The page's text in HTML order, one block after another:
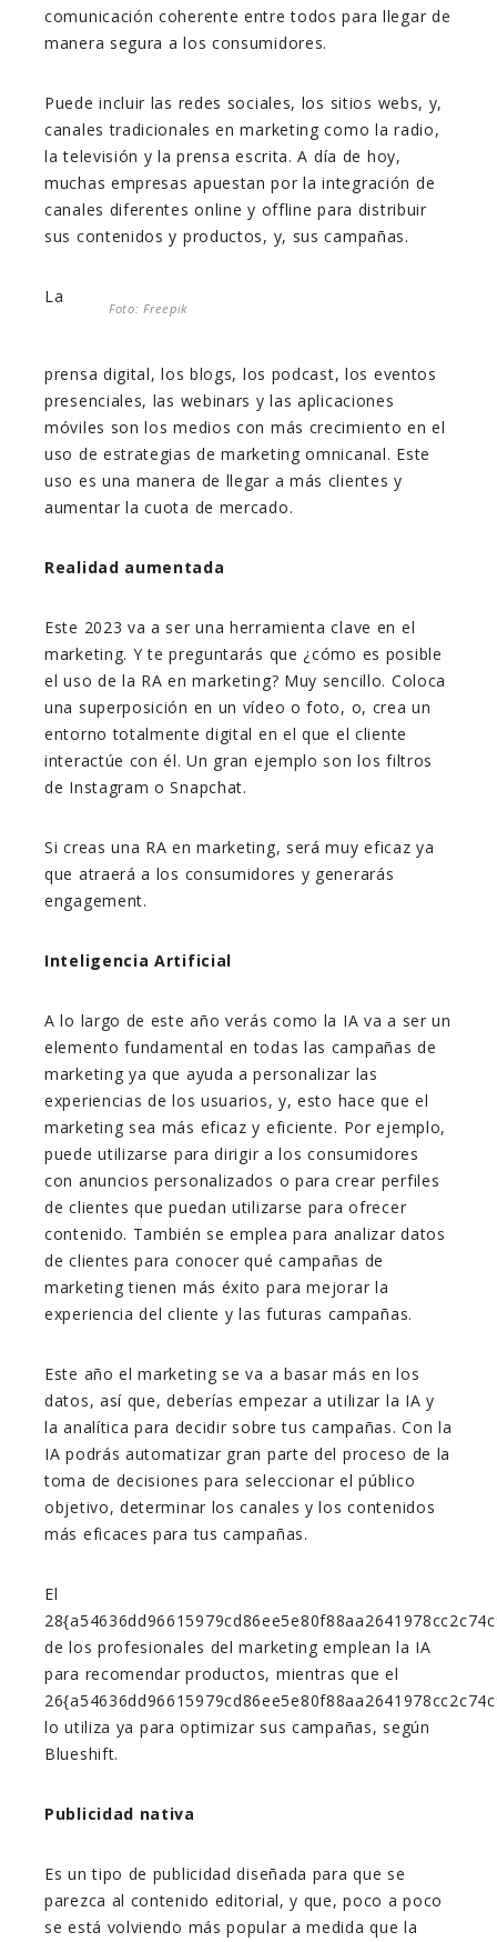
comunicación coherente entre todos para llegar de
manera segura a los consumidores.
Puede incluir las redes sociales, los sitios webs, y,
canales tradicionales en marketing como la radio,
la televisión y la prensa escrita. A día de hoy,
muchas empresas apuestan por la integración de
canales diferentes online y offline para distribuir
sus contenidos y productos, y, sus campañas.
Foto: Freepik
La
prensa digital, los blogs, los podcast, los eventos
presenciales, las webinars y las aplicaciones
móviles son los medios con más crecimiento en el
uso de estrategias de marketing omnicanal. Este
uso es una manera de llegar a más clientes y
aumentar la cuota de mercado.
Realidad aumentada
Este 2023 va a ser una herramienta clave en el
marketing. Y te preguntarás que ¿cómo es posible
el uso de la RA en marketing? Muy sencillo. Coloca
una superposición en un vídeo o foto, o, crea un
entorno totalmente digital en el que el cliente
interactúe con él. Un gran ejemplo son los filtros
de Instagram o Snapchat.
Si creas una RA en marketing, será muy eficaz ya
que atraerá a los consumidores y generarás
engagement.
Inteligencia Artificial
A lo largo de este año verás como la IA va a ser un
elemento fundamental en todas las campañas de
marketing ya que ayuda a personalizar las
experiencias de los usuarios, y, esto hace que el
marketing sea más eficaz y eficiente. Por ejemplo,
puede utilizarse para dirigir a los consumidores
con anuncios personalizados o para crear perfiles
de clientes que puedan utilizarse para ofrecer
contenido. También se emplea para analizar datos
de clientes para conocer qué campañas de
marketing tienen más éxito para mejorar la
experiencia del cliente y las futuras campañas.
Este año el marketing se va a basar más en los
datos, así que, deberías empezar a utilizar la IA y
la analítica para decidir sobre tus campañas. Con la
IA podrás automatizar gran parte del proceso de la
toma de decisiones para seleccionar el público
objetivo, determinar los canales y los contenidos
más eficaces para tus campañas.
El
de los profesionales del marketing emplean la IA
para recomendar productos, mientras que el
lo utiliza ya para optimizar sus campañas, según
Blueshift.
Publicidad nativa
Es un tipo de publicidad diseñada para que se
parezca al contenido editorial, y que, poco a poco
se está volviendo más popular a medida que la